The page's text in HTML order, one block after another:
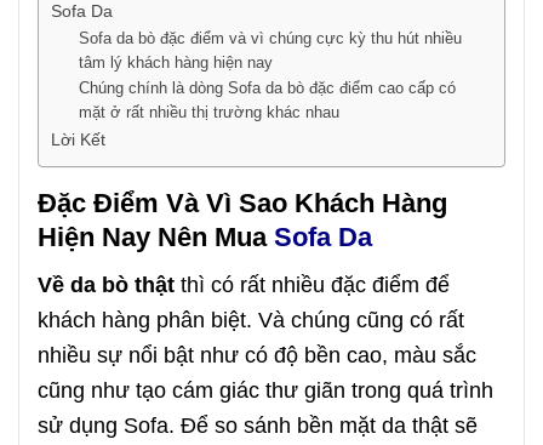
Sofa Da
Sofa da bò đặc điểm và vì chúng cực kỳ thu hút nhiều
tâm lý khách hàng hiện nay
Chúng chính là dòng Sofa da bò đặc điểm cao cấp có
mặt ở rất nhiều thị trường khác nhau
Lời Kết
Đặc Điểm Và Vì Sao Khách Hàng
Hiện Nay Nên Mua Sofa Da
Về da bò thật thì có rất nhiều đặc điểm để
khách hàng phân biệt. Và chúng cũng có rất
nhiều sự nổi bật như có độ bền cao, màu sắc
cũng như tạo cám giác thư giãn trong quá trình
sử dụng Sofa. Để so sánh bền mặt da thật sẽ